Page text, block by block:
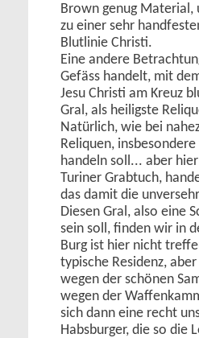
Brown genug Material,
zu einer sehr
Blutlinie Christi.
Eine andere
Gefäss handelt, mit
Jesu Christi am Kreuz
Gral, als heiligste
Natürlich, wie bei
Reliquen,
handeln soll... aber
Turiner Grabtuch,
das damit die
Diesen Gral, also eine
sein soll, finden wir in
Burg ist hier nicht
typische Residenz,
wegen der schönen
wegen der
sich dann eine recht
Habsburger, die so die